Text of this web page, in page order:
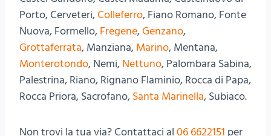
Porto, Cerveteri,Colleferro, Fiano Romano, Fonte
Nuova, Formello, Fregene,Genzano,
Grottaferrata, Manziana, Marino, Mentana,
Monterotondo, Nemi, Nettuno, Palombara Sabina,
Palestrina, Riano, Rignano Flaminio, Rocca di Papa,
Rocca Priora, Sacrofano, Santa Marinella, Subiaco.
Non trovi la tua via? Contattaci al 06 6622151 per